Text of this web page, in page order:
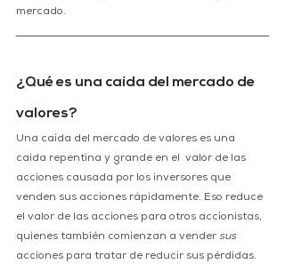
mercado.
¿Qué es una caída del mercado de
valores?
Una caída del mercado de valores es una
caída repentina y grande en el  valor de las
acciones causada por los inversores que
venden sus acciones rápidamente. Eso reduce
el valor de las acciones para otros accionistas,
quienes también comienzan a vender sus
acciones para tratar de reducir sus pérdidas.